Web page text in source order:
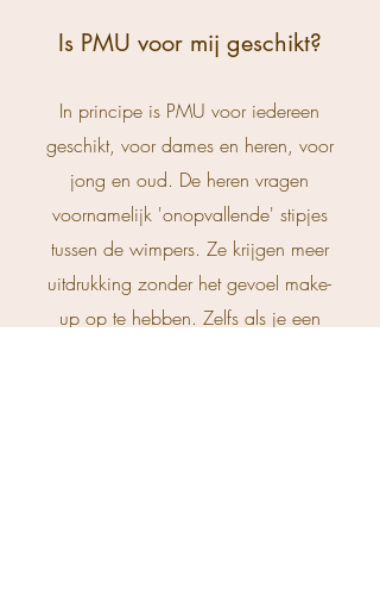
Is PMU voor mij geschikt?
In principe is PMU voor iedereen
geschikt, voor dames en heren, voor
jong en oud. De heren vragen
voornamelijk 'onopvallende' stipjes
tussen de wimpers. Ze krijgen meer
uitdrukking zonder het gevoel make-
up op te hebben. Zelfs als je een